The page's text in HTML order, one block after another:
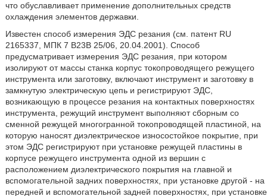
что обуславливает применение дополнительных средств
охлаждения элементов державки.
Известен способ измерения ЭДС резания (см. патент RU
2165337, МПК 7 В23В 25/06, 20.04.2001). Способ
предусматривает измерения ЭДС резания, при котором
изолируют от массы станка корпус токопроводящего режущего
инструмента или заготовку, включают инструмент и заготовку в
замкнутую электрическую цепь и регистрируют ЭДС,
возникающую в процессе резания на контактных поверхностях
инструмента, режущий инструмент выполняют сборным со
сменной режущей многогранной токопроводящей пластиной, на
которую наносят диэлектрическое износостойкое покрытие, при
этом ЭДС регистрируют при установке режущей пластины в
корпусе режущего инструмента одной из вершин с
расположением диэлектрического покрытия на главной и
вспомогательной задних поверхностях, при установке другой - на
передней и вспомогательной задней поверхностях, при установке